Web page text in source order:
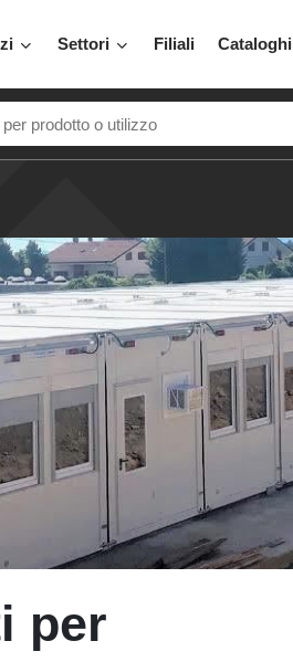
Settori Filiali Cataloghi
per